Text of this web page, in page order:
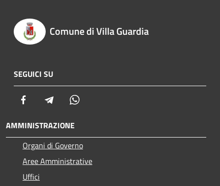
Comune di Villa Guardia
SEGUICI SU
Facebook Telegram
AMMINISTRAZIONE
Organi di Governo
Aree Amministrative
Uffici